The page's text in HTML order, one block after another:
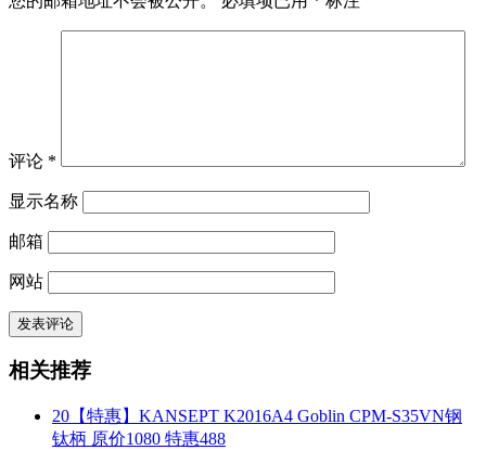
评论 *
显示名称
邮箱
网站
相关推荐
20【特惠】KANSEPT K2016A4 Goblin CPM-S35VN钢
钛柄 原价1080 特惠488